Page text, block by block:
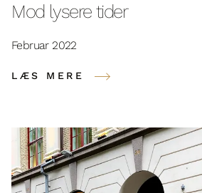
Mod lysere tider
Februar 2022
LÆS MERE